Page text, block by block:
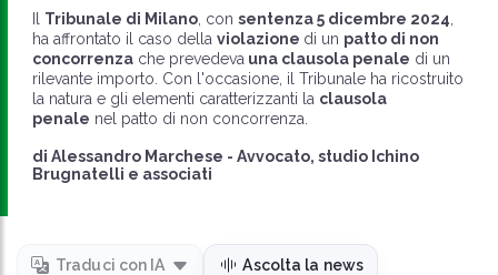
Tribunale di Milano, con sentenza 5 dicembre 2024
ha affrontato il caso della violazione di un patto di non
concorrenzache prevedeva una clausola penale di un
rilevante importo. Con l'occasione, il Tribunale ha ricostruito
la natura e gli elementi caratterizzanti la clausola
penale nel patto di non concorrenza.
di Alessandro Marchese - Avvocato, studio Ichino
Brugnatelli e associati
Traduci con IA Ascolta la news